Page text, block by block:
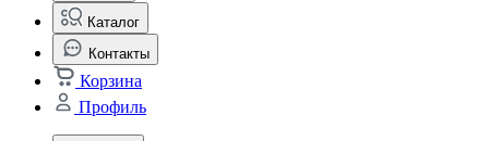
Каталог
Контакты
Корзина
Профиль